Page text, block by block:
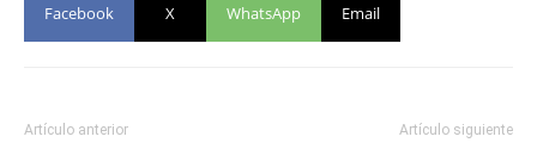
Facebook X WhatsApp Email
Artículo anterior Artículo siguiente